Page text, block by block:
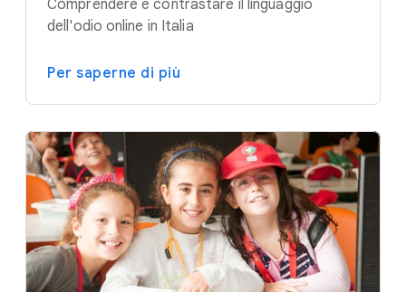
Comprendere e contrastare il linguaggio
dell'odio online in Italia
Per saperne di più